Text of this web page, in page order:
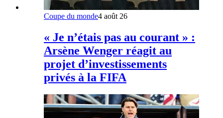
Coupe du monde4 août 26
« Je n’étais pas au courant » :
Arsène Wenger réagit au
projet d’investissements
privés à la FIFA